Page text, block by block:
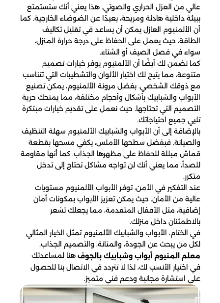
عالي من العزل الحراري والصوتي. هذا يعني أنك ستستمتع
ببيئة داخلية هادئة ومريحة، بعيدًا عن الضوضاء الخارجية. كما
أن الألمنيوم العازل يمكن أن يساعد في تقليل تكاليف
الطاقة، حيث يعمل على الحفاظ على درجة حرارة المنزل،
سواء في فصل الصيف أو الشتاء.
كما نضمن لك أيضًا أن الألمنيوم يوفر خيارات تصميم
متنوعة، مما يتيح لك اختيار الألوان والتشطيبات التي تتناسب
مع ذوقك الشخصي. بفضل مرونة الألمنيوم، يمكن تصنيع
الأبواب والشبابيك بأشكال وأحجام مختلفة، مما يمنحك حرية
التصميم التي تحتاجها. حيث نعمل على تقديم خيارات مبتكرة
تلبي جميع احتياجاتك.
بالإضافة إلى أن الأبواب والشبابيك الألمنيوم سهلة التنظيف
والصيانة. فبفضل سطحها الأملس، يكفي مسحها بقطعة
قماش مبللة للحفاظ على مظهرها الجذاب. كما أنها مقاومة
للصدأ، مما يعني أنك لن تواجه مشاكل تحتاج إلى تدخل
متكرر.
عند التفكير في الأمن، توفر الأبواب الألمنيوم مستويات
عالية من الأمان. حيث يمكن تعزيز الأبواب بمكونات أمان
إضافية، مثل الأقفال المتقدمة، مما يجعلك تشعر
بالاطمئنان داخل منزلك.
في الختام، الأبواب والشبابيك الألمنيوم تمثل الخيار المثالي
لكل من يبحث عن الجودة، والمتانة، والتصميم الجذاب.
معلم المنيوم أبواب وشبابيك بالجوف هنا لمساعدتك
في اختيار الأنسب لك، لذا لا تتردد في الاتصال بنا للحصول
على استشارة مجانية ودعم فني متميز.